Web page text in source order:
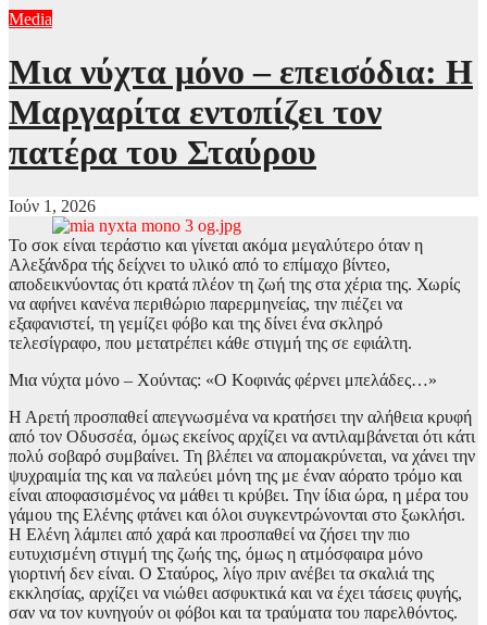
Media
Μια νύχτα μόνο – επεισόδια: Η
Μαργαρίτα εντοπίζει τον
πατέρα του Σταύρου
Ιούν 1, 2026
Το σοκ είναι τεράστιο και γίνεται ακόμα μεγαλύτερο όταν η
Αλεξάνδρα τής δείχνει το υλικό από το επίμαχο βίντεο,
αποδεικνύοντας ότι κρατά πλέον τη ζωή της στα χέρια της. Χωρίς
να αφήνει κανένα περιθώριο παρερμηνείας, την πιέζει να
εξαφανιστεί, τη γεμίζει φόβο και της δίνει ένα σκληρό
τελεσίγραφο, που μετατρέπει κάθε στιγμή της σε εφιάλτη.
Μια νύχτα μόνο – Χούντας: «Ο Κοφινάς φέρνει μπελάδες…»
Η Αρετή προσπαθεί απεγνωσμένα να κρατήσει την αλήθεια κρυφή
από τον Οδυσσέα, όμως εκείνος αρχίζει να αντιλαμβάνεται ότι κάτι
πολύ σοβαρό συμβαίνει. Τη βλέπει να απομακρύνεται, να χάνει την
ψυχραιμία της και να παλεύει μόνη της με έναν αόρατο τρόμο και
είναι αποφασισμένος να μάθει τι κρύβει. Την ίδια ώρα, η μέρα του
γάμου της Ελένης φτάνει και όλοι συγκεντρώνονται στο ξωκλήσι.
Η Ελένη λάμπει από χαρά και προσπαθεί να ζήσει την πιο
ευτυχισμένη στιγμή της ζωής της, όμως η ατμόσφαιρα μόνο
γιορτινή δεν είναι. Ο Σταύρος, λίγο πριν ανέβει τα σκαλιά της
εκκλησίας, αρχίζει να νιώθει ασφυκτικά και να έχει τάσεις φυγής,
σαν να τον κυνηγούν οι φόβοι και τα τραύματα του παρελθόντος.